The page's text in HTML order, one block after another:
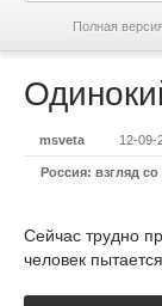
Полная
msveta 12-09-
Россия: взгляд
Сейчас трудно
человек пытается